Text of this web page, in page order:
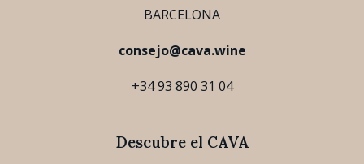
BARCELONA
consejo@cava.wine
+34 93 890 31 04
Descubre el CAVA